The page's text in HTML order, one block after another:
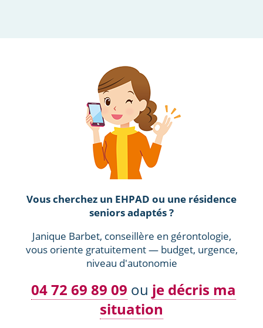
Vous cherchez un EHPAD ou une résidence
seniors adaptés ?
Janique Barbet, conseillère en gérontologie,
vous oriente gratuitement — budget, urgence,
niveau d'autonomie
04 72 69 89 09 ou je décris ma
situation